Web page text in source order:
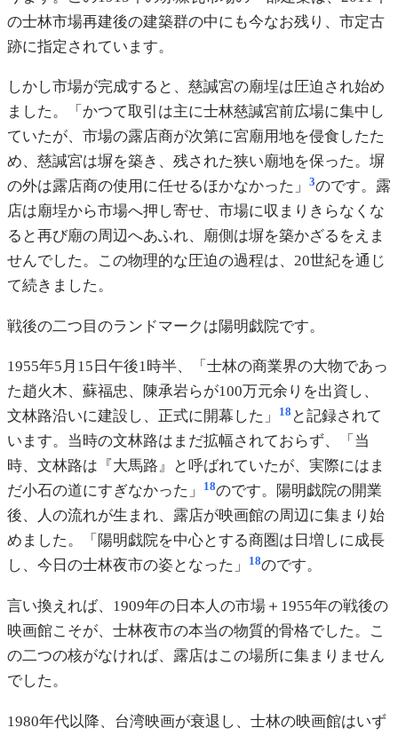
の士林市場再建後の建築群の中にも今なお残り、市定古
跡に指定されています。
しかし市場が完成すると、慈諴宮の廟埕は圧迫され始め
ました。「かつて取引は主に士林慈諴宮前広場に集中し
ていたが、市場の露店商が次第に宮廟用地を侵食したた
め、慈諴宮は塀を築き、残された狭い廟地を保った。塀
の外は露店商の使用に任せるほかなかった」
3のです。露
店は廟埕から市場へ押し寄せ、市場に収まりきらなくな
ると再び廟の周辺へあふれ、廟側は塀を築かざるをえま
せんでした。この物理的な圧迫の過程は、20世紀を通じ
て続きました。
戦後の二つ目のランドマークは陽明戯院です。
1955年5月15日午後1時半、「士林の商業界の大物であっ
た趙火木、蘇福忠、陳承岩らが100万元余りを出資し、
文林路沿いに建設し、正式に開幕した」
18 と記録されて
います。当時の文林路はまだ拡幅されておらず、「当
時、文林路は『大馬路』と呼ばれていたが、実際にはま
だ小石の道にすぎなかった」
18のです。陽明戯院の開業
後、人の流れが生まれ、露店が映画館の周辺に集まり始
めました。「陽明戯院を中心とする商圏は日増しに成長
し、今日の士林夜市の姿となった」
18のです。
言い換えれば、1909年の日本人の市場＋1955年の戦後の
映画館こそが、士林夜市の本当の物質的骨格でした。こ
の二つの核がなければ、露店はこの場所に集まりません
でした。
1980年代以降、台湾映画が衰退し、士林の映画館はいず